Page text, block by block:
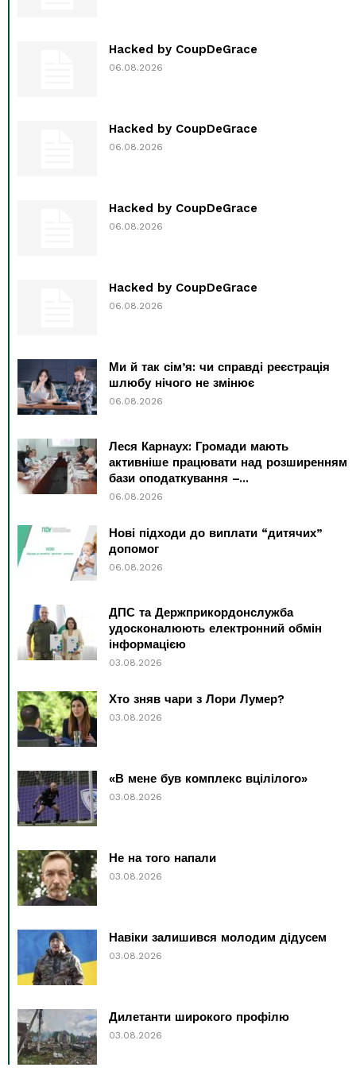
Hacked by CoupDeGrace
06.08.2026
Hacked by CoupDeGrace
06.08.2026
Hacked by CoupDeGrace
06.08.2026
Hacked by CoupDeGrace
06.08.2026
Ми й так сім’я: чи справді реєстрація
шлюбу нічого не змінює
06.08.2026
Леся Карнаух: Громади мають
активніше працювати над розширенням
бази оподаткування –...
06.08.2026
Нові підходи до виплати “дитячих”
допомог
06.08.2026
ДПС та Держприкордонслужба
удосконалюють електронний обмін
інформацією
03.08.2026
Хто зняв чари з Лори Лумер?
03.08.2026
«В мене був комплекс вцілілого»
03.08.2026
Не на того напали
03.08.2026
Навіки залишився молодим дідусем
03.08.2026
Дилетанти широкого профілю
03.08.2026